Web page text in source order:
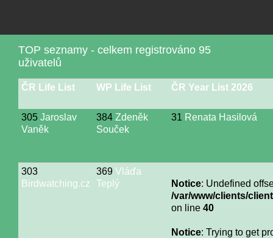
TOP seznamy - celkem registrováno 95
uživatelů
ČR Life List WP Life List ČR Year List 2026
305 Jaroslav
Vaněk
384 Zdeněk
Souček
31 Renata Hasilová
303
Birdwatching.cz
369 Vláďa
Teplý
Notice: Undefined
/var/www/clients/
on line 40
Notice: Trying to get